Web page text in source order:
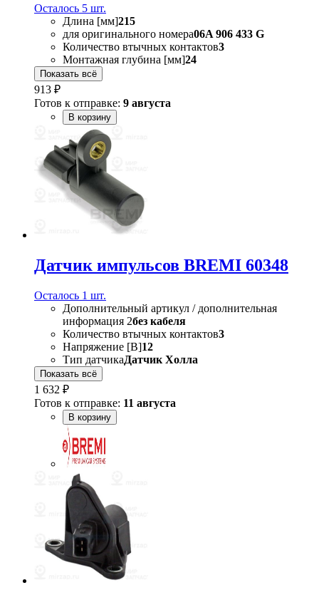
Осталось 5 шт.
Длина [мм]215
для оригинального номера06A 906 433 G
Количество втычных контактов3
Монтажная глубина [мм]24
Показать всё
913 ₽
Готов к отправке: 9 августа
В корзину
Датчик импульсов BREMI 60348
Осталось 1 шт.
Дополнительный артикул / дополнительная
информация 2без кабеля
Количество втычных контактов3
Напряжение [В]12
Тип датчикаДатчик Холла
Показать всё
1 632 ₽
Готов к отправке: 11 августа
В корзину